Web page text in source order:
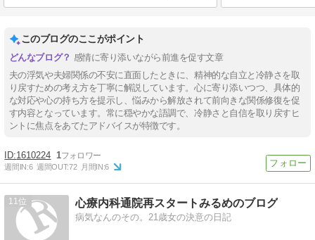
このブログのここがポイント
感情に寄り添いながら前進を促す文章
夫の浮気や夫婦関係の不安に直面したときに、精神的な自立と冷静さを取
り戻すための考え方を丁寧に解説しています。心に寄り添いつつ、具体的
な対応や心の持ち方を提示し、悩みから解放されて前向きな関係修復を促
す内容となっています。常に穏やかな語調で、冷静さと自信を取り戻すヒ
ントに焦点をあてたアドバイスが特徴です。
1610224 1
週間IN:6 週間OUT:72 月間IN:6
11 心療内科通院再スタートみるめのブログ
病気なんのその。21歳女の決意の日記